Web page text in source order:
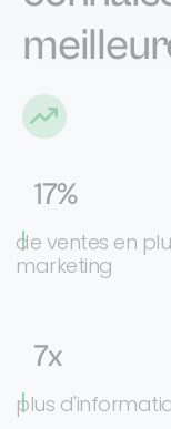
17%
de ventes en
marketing
7x
plus